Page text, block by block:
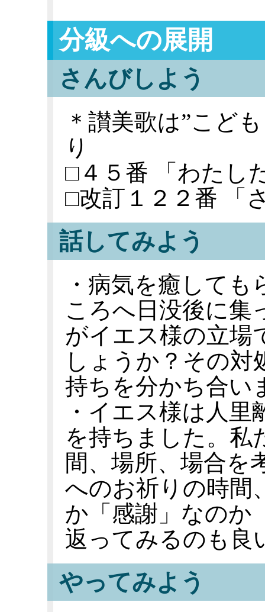
分級への展開
さんびしよう
＊讃美歌は”こど
り
□４５番 「わたし
□改訂１２２番 「
話してみよう
・病気を癒して
ころへ日没後に集
がイエス様の立場
しょうか？その対
持ちを分かち合い
・イエス様は人
を持ちました。私
間、場所、場合を
へのお祈りの時間
か「感謝」なのか
返ってみるのも良
やってみよう